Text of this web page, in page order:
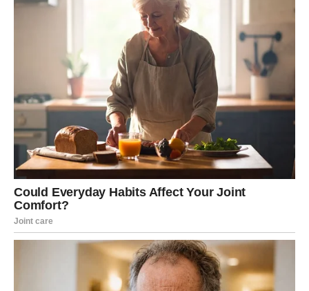
NOVAC I PRILIKE STIŽU KROZ
NEOČEKIVAN SUSRET
Ovaj vikend mogao bi vam donijeti i zanimljivu priliku
povezanu sa novcem ili poslom.
Moguće je da će jedan slučajan susret ili razgovor
pokrenuti nešto veoma važno za vašu budućnost.
Nemojte odbijati pozive, druženja ili kontakte sa ljudima
koje dugo niste vidjeli.